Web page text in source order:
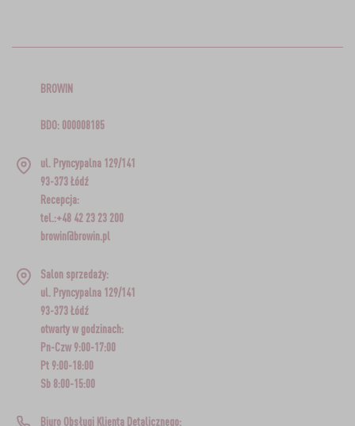
BROWIN
BDO: 000008185
ul. Pryncypalna 129/141
93-373 Łódź
Recepcja:
tel.:+48 42 23 23 200
browin@browin.pl
Salon sprzedaży:
ul. Pryncypalna 129/141
93-373 Łódź
otwarty w godzinach:
Pn-Czw 9:00-17:00
Pt 9:00-18:00
Sb 8:00-15:00
Biuro Obsługi Klienta Detalicznego: